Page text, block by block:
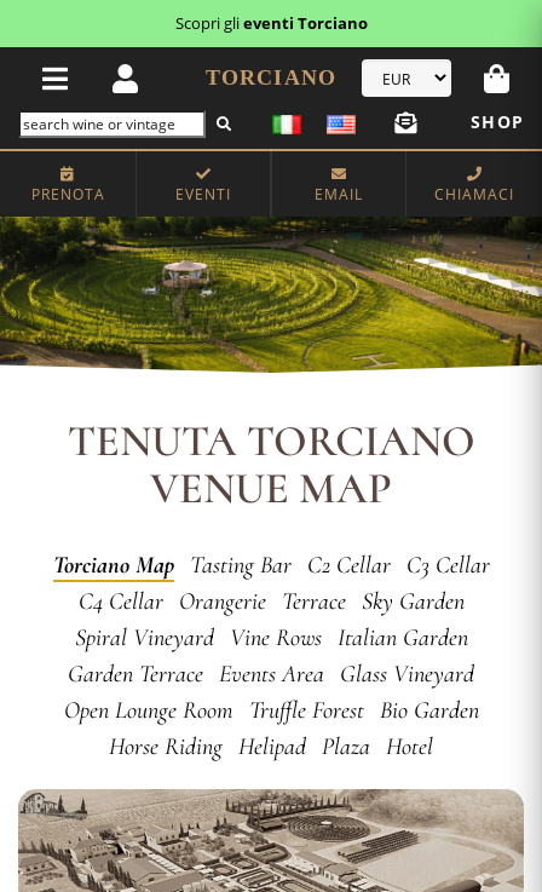
Scopri ibuoni regalo
TORCIANO
SHOP
PRENOTA EVENTI EMAIL CHIAMACI
TENUTA TORCIANO
VENUE MAP
Torciano Map Tasting Bar C2 Cellar
C3 Cellar
C4 Cellar
Orangerie Terrace
Sky Garden
Spiral Vineyard
Vine Rows Italian Garden
Garden Terrace Events Area Glass Vineyard
Open Lounge Room
Truffle Forest Bio Garden
Horse Riding Helipad Plaza Hotel